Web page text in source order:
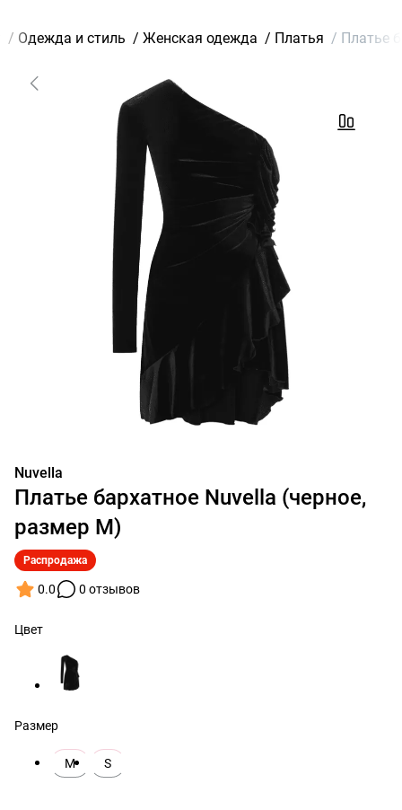
/ Одежда и стиль / Женская одежда / Платья / Платье
Nuvella
Платье бархатное Nuvella (черное,
размер M)
Распродажа
0.0 0 отзывов
Цвет
Размер
M S